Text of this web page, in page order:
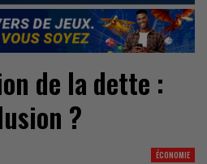
de la dette :
?
ÉCONOMIE